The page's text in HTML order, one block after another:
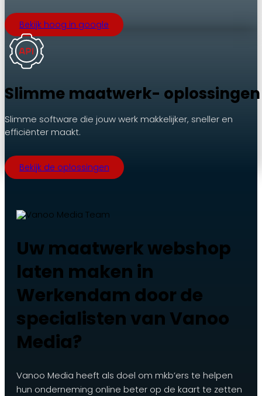
Bekijk hoog in google
Slimme maatwerk- oplossingen
Slimme software die jouw werk makkelijker, sneller en
efficiënter maakt.
Bekijk de oplossingen
Uw maatwerk webshop
laten maken in
Werkendam door de
specialisten van Vanoo
Media?
Vanoo Media heeft als doel om mkb’ers te helpen
hun onderneming online beter op de kaart te zetten